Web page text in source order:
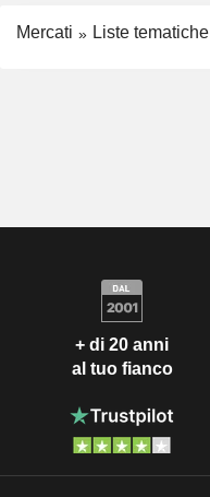
Mercati Liste tematiche
+ di 20 anni
al tuo fianco